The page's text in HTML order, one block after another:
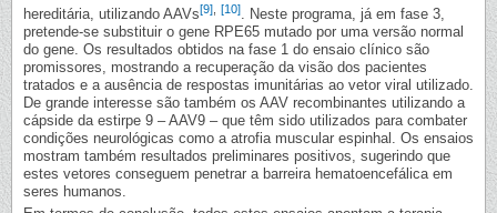
hereditária, utilizando AAVs[9] [10]
. Neste programa, já em fase 3,
pretende-se substituir o gene RPE65 mutado por uma versão normal
do gene. Os resultados obtidos na fase 1 do ensaio clínico são
promissores, mostrando a recuperação da visão dos pacientes
tratados e a ausência de respostas imunitárias ao vetor viral utilizado.
De grande interesse são também os AAV recombinantes utilizando a
cápside da estirpe 9 – AAV9 – que têm sido utilizados para combater
condições neurológicas como a atrofia muscular espinhal. Os ensaios
mostram também resultados preliminares positivos, sugerindo que
estes vetores conseguem penetrar a barreira hematoencefálica em
seres humanos.